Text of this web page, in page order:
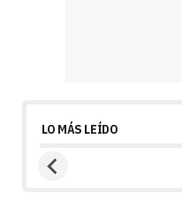
LO MÁS LEÍDO